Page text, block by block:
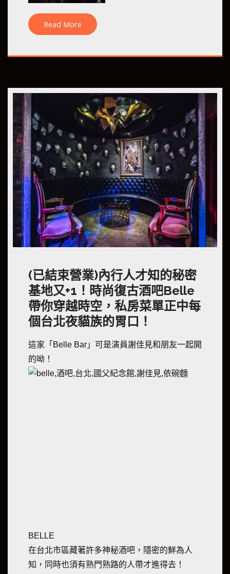
Read More
(已結束營業)內行人才知的秘密
基地又+1！時尚復古酒吧Belle
帶你穿越時空，私房菜單正中每
個台北夜貓族的胃口！
這家「Belle Bar」可是演員謝佳見和朋友一起開
的呦！
BELLE
在台北市區藏著許多神秘酒吧，隱密的鮮為人
知，同時也須有熟門熟路的人帶才進得去！